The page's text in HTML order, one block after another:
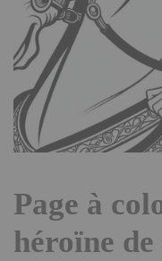
Page à
héroïne de